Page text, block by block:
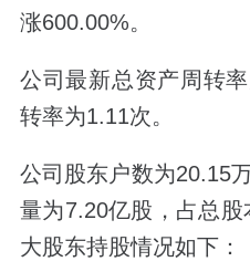
涨600.00%。
公司最新总资产周转
转率为1.11次。
公司股东户数为20.15
量为7.20亿股，占总
大股东持股情况如下：